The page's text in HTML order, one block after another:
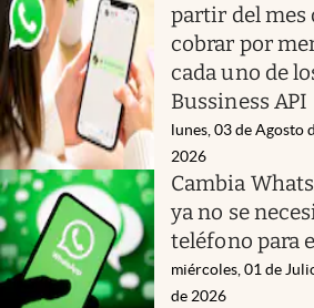
partir del mes
cobrar por
cada uno de
Bussiness API
lunes, 03 de Agosto
2026
Cambia
ya no se
teléfono para
miércoles, 01 de
de 2026